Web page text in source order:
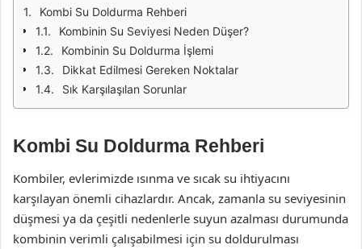
Kombi Su Doldurma Rehberi
Kombinin Su Seviyesi Neden Düşer?
Kombinin Su Doldurma İşlemi
Dikkat Edilmesi Gereken Noktalar
Sık Karşılaşılan Sorunlar
Kombi Su Doldurma Rehberi
Kombiler, evlerimizde ısınma ve sıcak su ihtiyacını
karşılayan önemli cihazlardır. Ancak, zamanla su seviyesinin
düşmesi ya da çeşitli nedenlerle suyun azalması durumunda
kombinin verimli çalışabilmesi için su doldurulması